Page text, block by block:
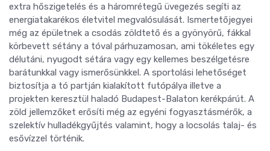
extra hőszigetelés és a háromrétegű üvegezés segíti az
energiatakarékos életvitel megvalósulását. Ismertetőjegyei
még az épületnek a csodás zöldtető és a gyönyörű, fákkal
körbevett sétány a tóval párhuzamosan, ami tökéletes egy
délutáni, nyugodt sétára vagy egy kellemes beszélgetésre
barátunkkal vagy ismerősünkkel. A sportolási lehetőséget
biztosítja a tó partján kialakított futópálya illetve a
projekten keresztül haladó Budapest-Balaton kerékpárút. A
zöld jellemzőket erősíti még az egyéni fogyasztásmérők, a
szelektív hulladékgyűjtés valamint, hogy a locsolás talaj- és
esővízzel történik.